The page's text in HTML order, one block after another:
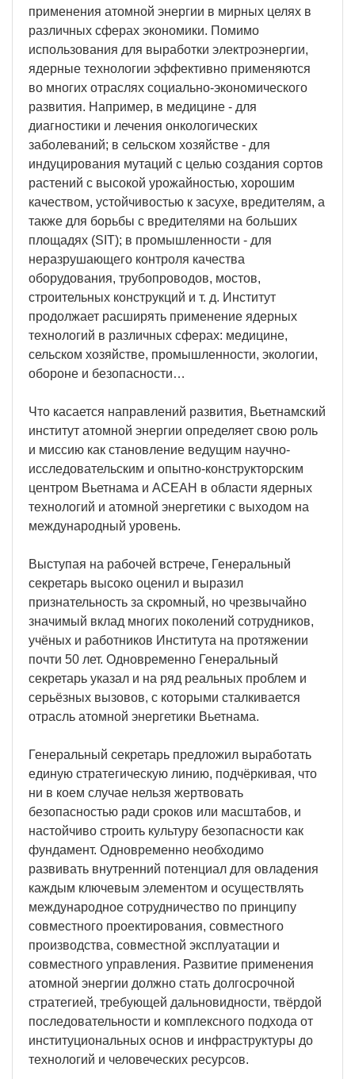
применения атомной энергии в мирных целях в
различных сферах экономики. Помимо
использования для выработки электроэнергии,
ядерные технологии эффективно применяются
во многих отраслях социально-экономического
развития. Например, в медицине - для
диагностики и лечения онкологических
заболеваний; в сельском хозяйстве - для
индуцирования мутаций с целью создания сортов
растений с высокой урожайностью, хорошим
качеством, устойчивостью к засухе, вредителям, а
также для борьбы с вредителями на больших
площадях (SIT); в промышленности - для
неразрушающего контроля качества
оборудования, трубопроводов, мостов,
строительных конструкций и т. д. Институт
продолжает расширять применение ядерных
технологий в различных сферах: медицине,
сельском хозяйстве, промышленности, экологии,
обороне и безопасности…
Что касается направлений развития, Вьетнамский
институт атомной энергии определяет свою роль
и миссию как становление ведущим научно-
исследовательским и опытно-конструкторским
центром Вьетнама и АСЕАН в области ядерных
технологий и атомной энергетики с выходом на
международный уровень.
Выступая на рабочей встрече, Генеральный
секретарь высоко оценил и выразил
признательность за скромный, но чрезвычайно
значимый вклад многих поколений сотрудников,
учёных и работников Института на протяжении
почти 50 лет. Одновременно Генеральный
секретарь указал и на ряд реальных проблем и
серьёзных вызовов, с которыми сталкивается
отрасль атомной энергетики Вьетнама.
Генеральный секретарь предложил выработать
единую стратегическую линию, подчёркивая, что
ни в коем случае нельзя жертвовать
безопасностью ради сроков или масштабов, и
настойчиво строить культуру безопасности как
фундамент. Одновременно необходимо
развивать внутренний потенциал для овладения
каждым ключевым элементом и осуществлять
международное сотрудничество по принципу
совместного проектирования, совместного
производства, совместной эксплуатации и
совместного управления. Развитие применения
атомной энергии должно стать долгосрочной
стратегией, требующей дальновидности, твёрдой
последовательности и комплексного подхода от
институциональных основ и инфраструктуры до
технологий и человеческих ресурсов.